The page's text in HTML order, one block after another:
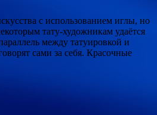
с использованием иглы, но
тату-художникам удаётся
между татуировкой и
сами за себя. Красочные